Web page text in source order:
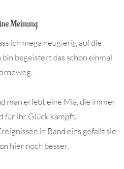
Meinung
ich mega neugierig auf die
begeistert das schon einmal
man erlebt eine Mia, die immer
für ihr Glück kämpft.
in Band eins gefällt sie
hier noch besser.